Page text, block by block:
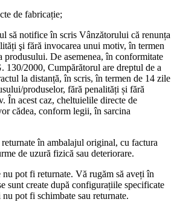
de fabricație;
să notifice în scris Vânzătorului că renunța
şi fără invocarea unui motiv, în termen
produsului. De asemenea, în conformitate
130/2000, Cumpărătorul are dreptul de a
la distanță, în scris, în termen de 14 zile
produselor, fără penalități și fără
În acest caz, cheltuielile directe de
cădea, conform legii, în sarcina
în ambalajul original, cu factura
de uzură fizică sau deteriorare.
nu pot fi returnate. Vă rugăm să aveți în
sunt create după configurațiile specificate
pot fi schimbate sau returnate.